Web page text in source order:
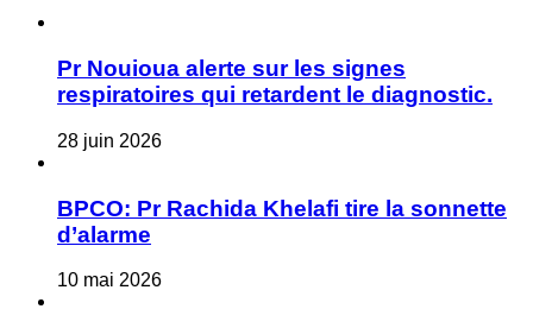
Pr Nouioua alerte sur les signes
respiratoires qui retardent le diagnostic.
28 juin 2026
BPCO: Pr Rachida Khelafi tire la sonnette
d’alarme
10 mai 2026